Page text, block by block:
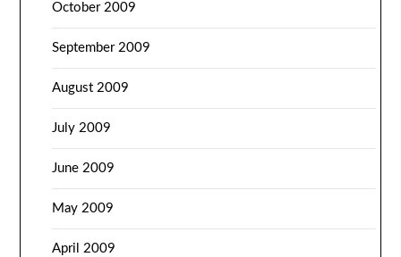
October 2009
September 2009
August 2009
July 2009
June 2009
May 2009
April 2009